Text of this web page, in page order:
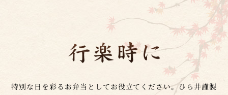
特別な日を彩るお弁当としてお役立てください。ひら井謹製